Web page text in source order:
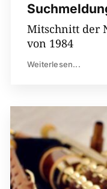
Mitschnitt der
von 1984
Weiterlesen...